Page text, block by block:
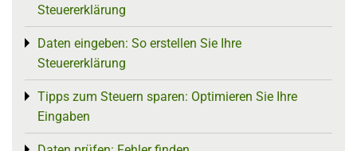
Steuererklärung
Daten eingeben: So erstellen Sie Ihre
Steuererklärung
Toggle menu
Tipps zum Steuern sparen: Optimieren Sie Ihre
Eingaben
Toggle menu